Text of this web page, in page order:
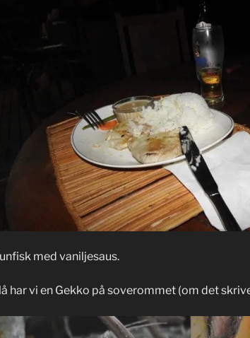
med vaniljesaus.
har vi en Gekko på soverommet (om det